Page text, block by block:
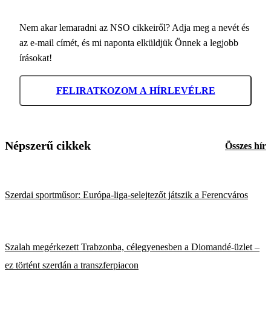
Nem akar lemaradni az NSO cikkeiről? Adja meg a nevét és
az e-mail címét, és mi naponta elküldjük Önnek a legjobb
írásokat!
FELIRATKOZOM A HÍRLEVÉLRE
Népszerű cikkek Összes hír
Szerdai sportműsor: Európa-liga-selejtezőt játszik a Ferencváros
Szalah megérkezett Trabzonba, célegyenesben a Diomandé-üzlet –
ez történt szerdán a transzferpiacon